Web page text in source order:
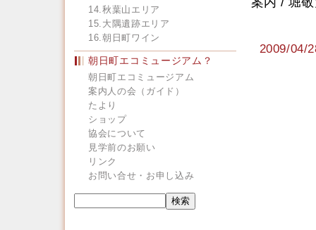
14.秋葉山エリア
15.大隅遺跡エリア
16.朝日町ワイン
朝日町エコミュージアム？
朝日町エコミュージアム
案内人の会（ガイド）
たより
ショップ
協会について
見学前のお願い
リンク
お問い合せ・お申し込み
2009/04/